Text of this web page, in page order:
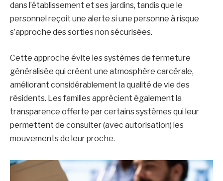
dans l’établissement et ses jardins, tandis que le
personnel reçoit une alerte si une personne à risque
s’approche des sorties non sécurisées.
Cette approche évite les systèmes de fermeture
généralisée qui créent une atmosphère carcérale,
améliorant considérablement la qualité de vie des
résidents. Les familles apprécient également la
transparence offerte par certains systèmes qui leur
permettent de consulter (avec autorisation) les
mouvements de leur proche.